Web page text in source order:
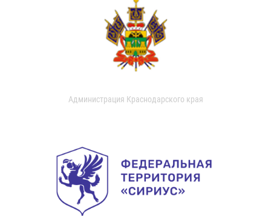
Администрация Краснодарского края